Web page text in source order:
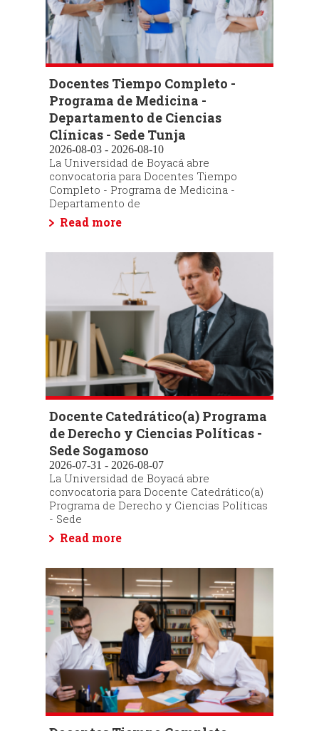
Docentes Tiempo Completo -
Programa de Medicina -
Departamento de Ciencias
Clínicas - Sede Tunja
2026-08-03 - 2026-08-10
La Universidad de Boyacá abre
convocatoria para Docentes Tiempo
Completo - Programa de Medicina -
Departamento de
Read more
Docente Catedrático(a) Programa
de Derecho y Ciencias Políticas -
Sede Sogamoso
2026-07-31 - 2026-08-07
La Universidad de Boyacá abre
convocatoria para Docente Catedrático(a)
Programa de Derecho y Ciencias Políticas
- Sede
Read more